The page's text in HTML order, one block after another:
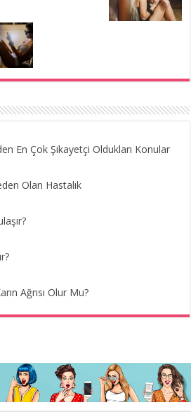
En Çok Şikayetçi Oldukları Konular
Olan Hastalık
Ağrısı Olur Mu?